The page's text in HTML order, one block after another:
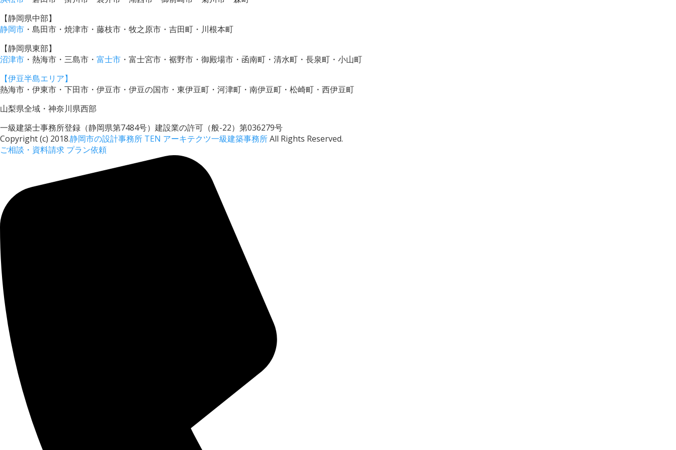
【静岡県中部】
静岡市 ・島田市・焼津市・藤枝市・牧之原市・吉田町・川根本町
【静岡県東部】
沼津市 ・熱海市・三島市・ 富士市 ・富士宮市・裾野市・御殿場市・函南町・清水町・長泉町・小山町
【伊豆半島エリア】
熱海市・伊東市・下田市・伊豆市・伊豆の国市・東伊豆町・河津町・南伊豆町・松崎町・西伊豆町
山梨県全域・神奈川県西部
一級建築士事務所登録（静岡県第7484号）建設業の許可（般-22）第036279号
Copyright (c) 2018.静岡市の設計事務所 TEN アーキテクツ一級建築事務所All Rights Reserved.
ご相談・資料請求 プラン依頼